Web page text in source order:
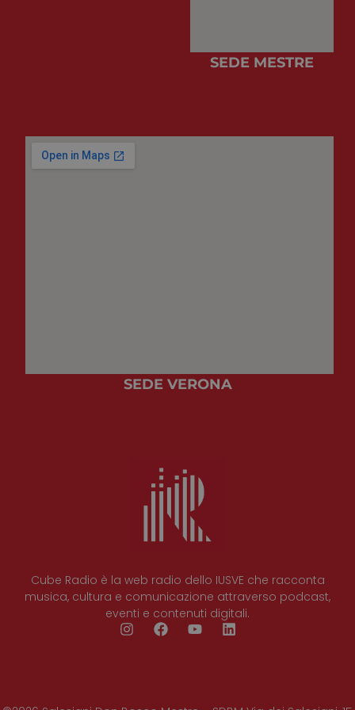
Cube Radio è la web radio dello IUSVE che racconta
musica, cultura e comunicazione attraverso podcast,
eventi e contenuti digitali.
SEDE MESTRE
SEDE VERONA